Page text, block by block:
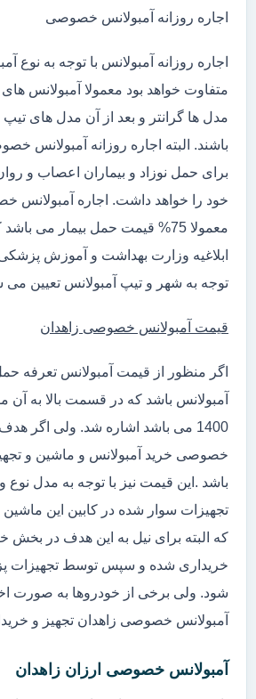
اجاره روزانه آمبولانس خصوصی
اجاره روزانه آمبولانس با توجه به نوع
باشند. البته اجاره روزانه آمبولانس
برای حمل نوزاد و بیماران اعصاب و
خود را خواهد داشت. اجاره آمبولانس
معمولا 75% قیمت حمل بیمار می
ابلاغیه وزارت بهداشت و آموزش
توجه به شهر و تیپ آمبولانس تعیین می
قیمت آمبولانس خصوصی زاهدان
اگر منظور از قیمت آمبولانس تعرفه
آمبولانس باشد که در قسمت بالا به آن
1400 می باشد اشاره شد. ولی اگر
خصوصی خرید آمبولانس و ماشین و
باشد .این قیمت نیز با توجه به مدل نوع
تجهیزات سوار شده در کابین این ماشین
که البته برای نیل به این هدف در
خریداری شده و سپس توسط تجهیزات
شود. ولی برخی از خودروها به صورت
آمبولانس خصوصی زاهدان تجهیز و
آمبولانس خصوصی ارزان زاهدان